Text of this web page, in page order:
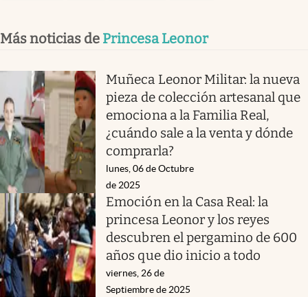
Más noticias de Princesa Leonor
Muñeca Leonor Militar: la nueva
pieza de colección artesanal que
emociona a la Familia Real,
¿cuándo sale a la venta y dónde
comprarla?
lunes, 06 de Octubre
de 2025
Emoción en la Casa Real: la
princesa Leonor y los reyes
descubren el pergamino de 600
años que dio inicio a todo
viernes, 26 de
Septiembre de 2025